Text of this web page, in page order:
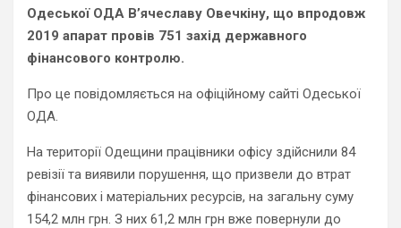
Одеської ОДА В’ячеславу Овечкіну, що впродовж
2019 апарат провів 751 захід державного
фінансового контролю.
Про це повідомляється на офіційному сайті Одеської
ОДА.
На території Одещини працівники офісу здійснили 84
ревізії та виявили порушення, що призвели до втрат
фінансових і матеріальних ресурсів, на загальну суму
154,2 млн грн. З них 61,2 млн грн вже повернули до